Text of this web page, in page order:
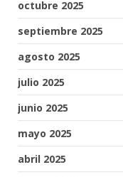
octubre 2025
septiembre 2025
agosto 2025
julio 2025
junio 2025
mayo 2025
abril 2025